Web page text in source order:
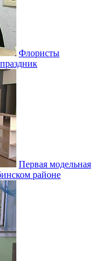
Флористы
Первая модельная
районе